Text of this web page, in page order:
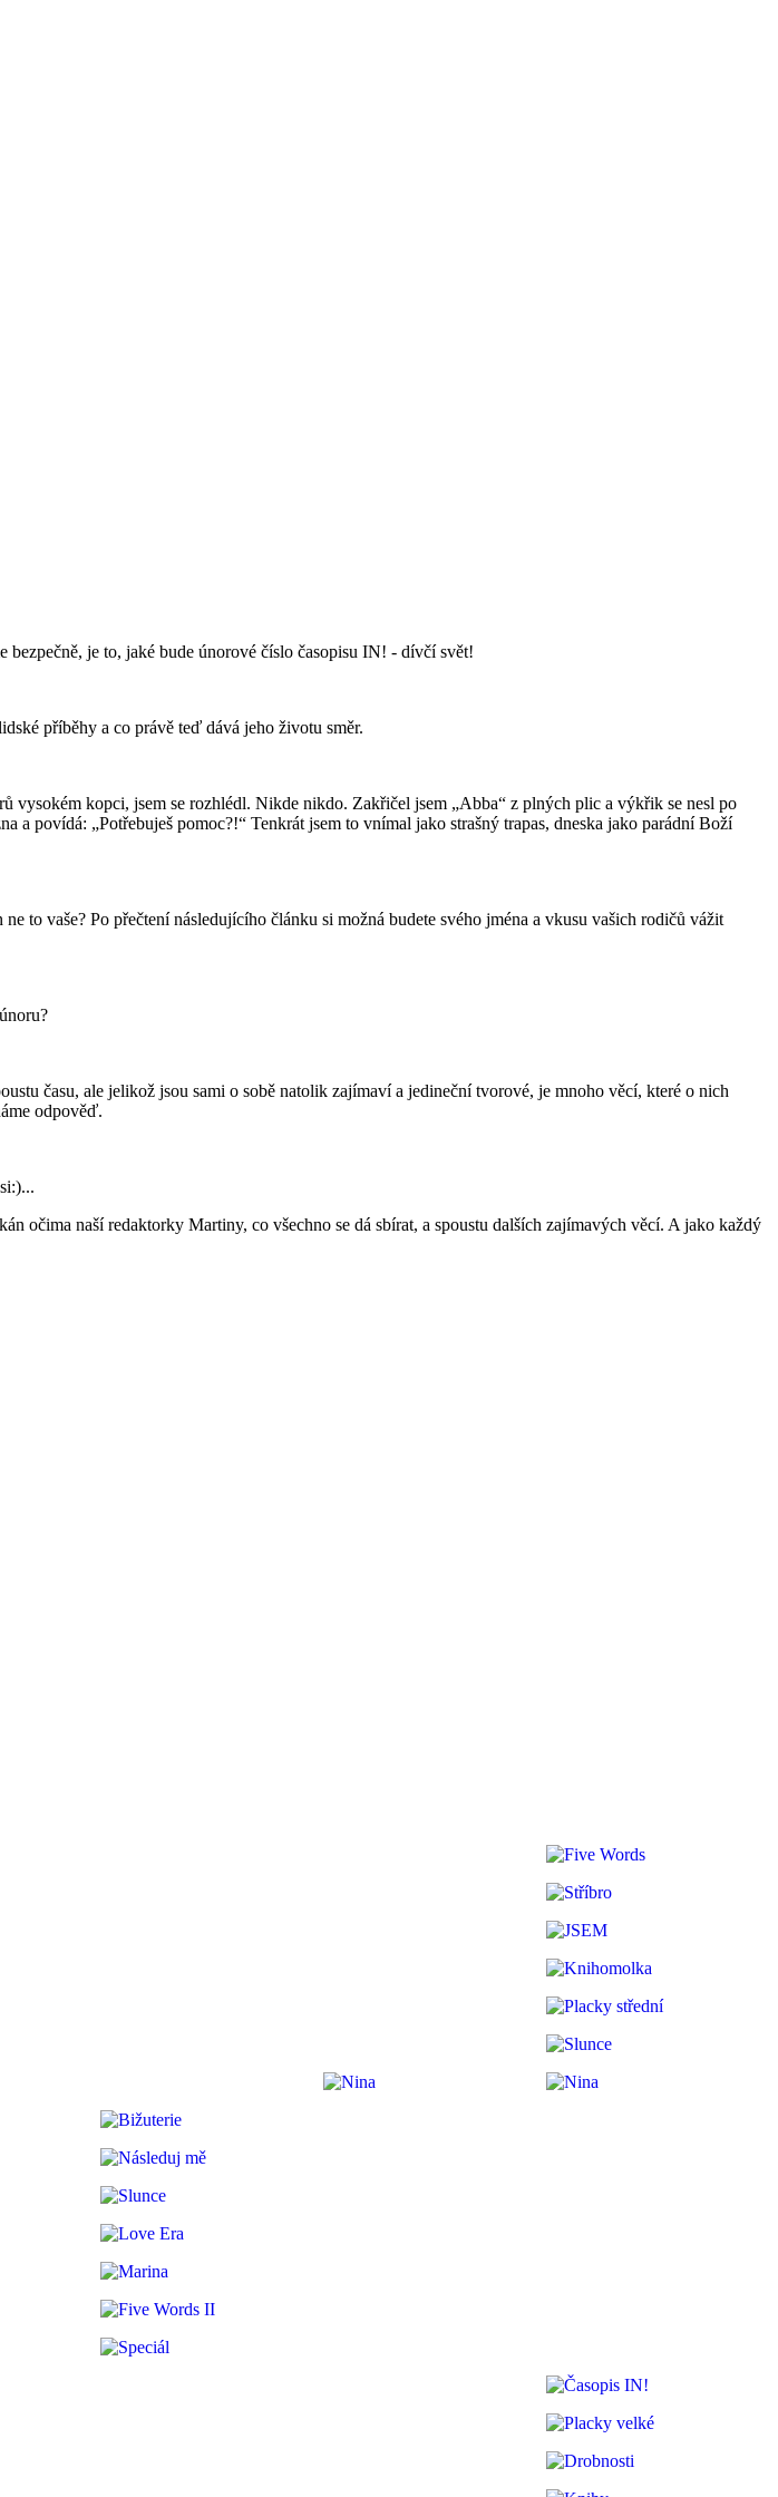
je to, jaké bude únorové číslo časopisu IN! - dívčí svět!
příběhy a co právě teď dává jeho životu směr.
vysokém kopci, jsem se rozhlédl. Nikde nikdo. Zakřičel jsem „Abba“ z plných plic a výkřik se nesl po
povídá: „Potřebuješ pomoc?!“ Tenkrát jsem to vnímal jako strašný trapas, dneska jako parádní Boží
to vaše? Po přečtení následujícího článku si možná budete svého jména a vkusu vašich rodičů vážit
času, ale jelikož jsou sami o sobě natolik zajímaví a jedineční tvorové, je mnoho věcí, které o nich
odpověď.
očima naší redaktorky Martiny, co všechno se dá sbírat, a spoustu dalších zajímavých věcí. A jako každý